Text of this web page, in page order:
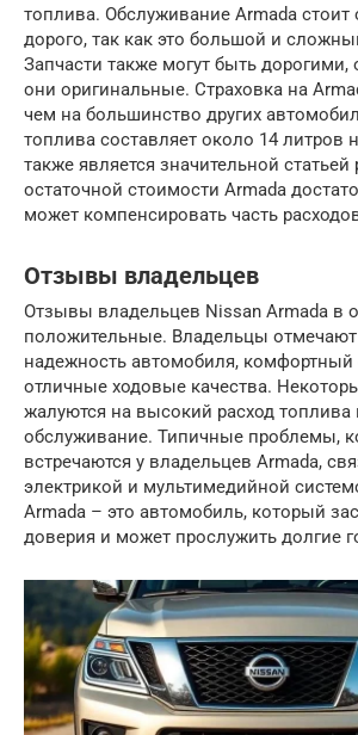
топлива. Обслуживание Armada стоит
дорого, так как это большой и
Запчасти также могут быть дорогими,
они оригинальные. Страховка на
чем на большинство других
топлива составляет около 14 литров
также является значительной
остаточной стоимости Armada
может компенсировать часть
Отзывы владельцев
Отзывы владельцев Nissan Armada в
положительные. Владельцы
надежность автомобиля, комфортный
отличные ходовые качества.
жалуются на высокий расход топлива
обслуживание. Типичные проблемы,
встречаются у владельцев Armada,
электрикой и мультимедийной
Armada – это автомобиль, который
доверия и может прослужить долгие